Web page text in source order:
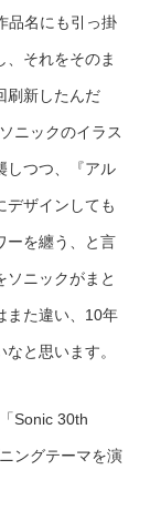
品名にも引っ掛
、それをそのま
刷新したんだ
ニックのイラス
しつつ、『アル
デザインしても
ーを纏う、と言
ソニックがまと
また違い、10年
と思います。
Sonic 30th
ングテーマを演